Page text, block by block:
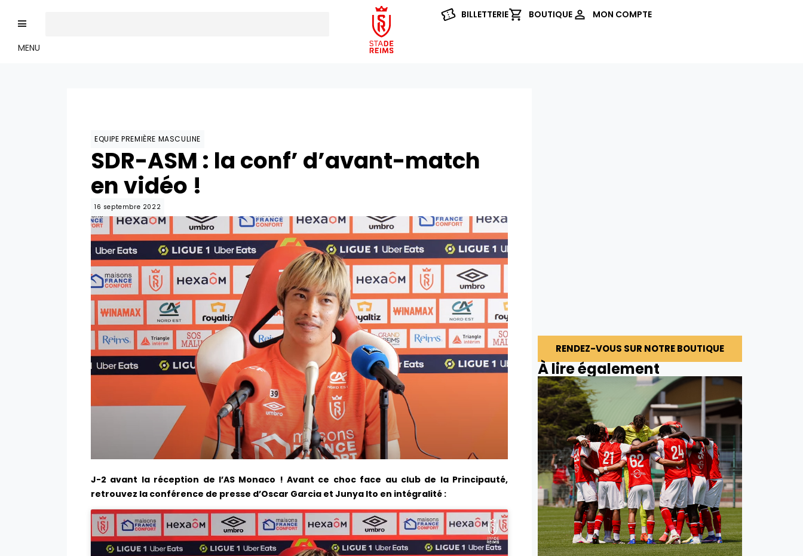
MENU
BILLETTERIE BOUTIQUE MON COMPTE
EQUIPE PREMIÈRE MASCULINE
SDR-ASM : la conf’ d’avant-match
en vidéo !
16 septembre 2022
J-2 avant la réception de l’AS Monaco ! Avant ce choc face au club de la Principauté,
retrouvez la conférence de presse d’Oscar Garcia et Junya Ito en intégralité :
RENDEZ-VOUS SUR NOTRE BOUTIQUE
À lire également